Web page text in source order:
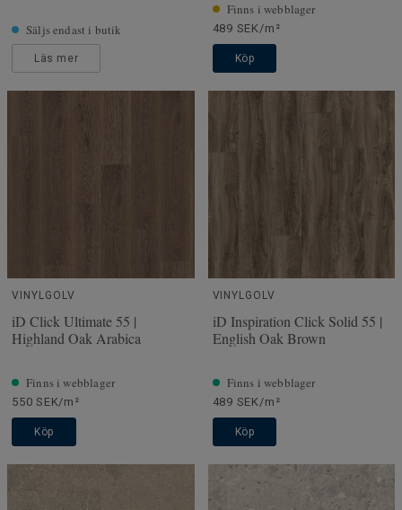
Säljs endast i butik
Läs mer
Finns i webblager
489 SEK/m²
Köp
VINYLGOLV
iD Click Ultimate 55 |
Highland Oak Arabica
Finns i webblager
550 SEK/m²
Köp
VINYLGOLV
iD Inspiration Click Solid 55 |
English Oak Brown
Finns i webblager
489 SEK/m²
Köp